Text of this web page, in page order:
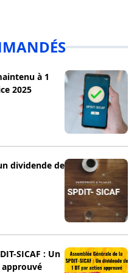
à 1
2025
dividende de
SICAF : Un